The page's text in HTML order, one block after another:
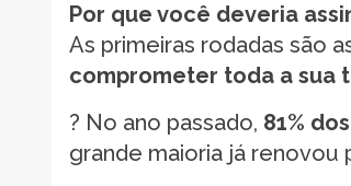
Por que você deveria
As primeiras rodadas são
comprometer toda a sua
? No ano passado, 81%
grande maioria já renovou